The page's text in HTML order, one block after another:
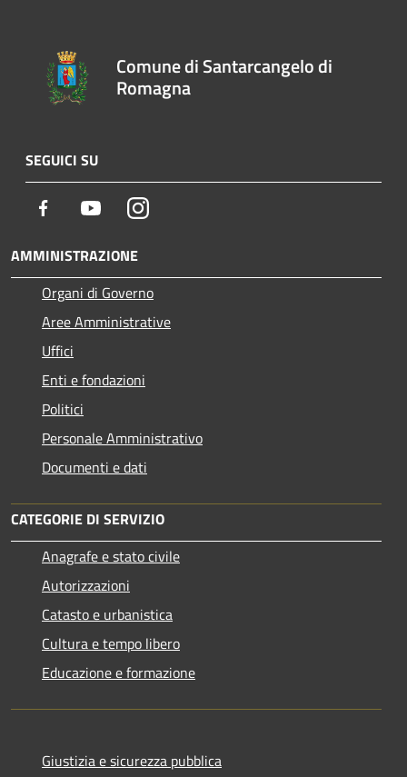
Comune di Santarcangelo di
Romagna
SEGUICI SU
Facebook YoutubeInstagram
AMMINISTRAZIONE
Organi di Governo
Aree Amministrative
Uffici
Enti e fondazioni
Politici
Personale Amministrativo
Documenti e dati
CATEGORIE DI SERVIZIO
Anagrafe e stato civile
Autorizzazioni
Catasto e urbanistica
Cultura e tempo libero
Educazione e formazione
Giustizia e sicurezza pubblica